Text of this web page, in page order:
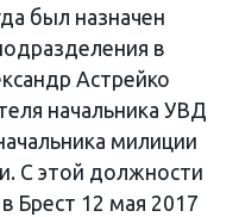
был назначен
в
Астрейко
начальника УВД
милиции
С этой должности
Брест 12 мая 2017